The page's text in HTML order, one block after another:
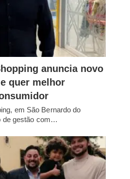
anuncia novo
quer melhor
em São Bernardo do
de gestão com…